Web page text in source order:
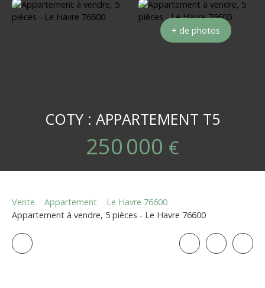
+ de photos
COTY : APPARTEMENT T5
250 000 €
Vente Appartement
Le Havre 76600
Appartement à vendre, 5 pièces - Le Havre 76600